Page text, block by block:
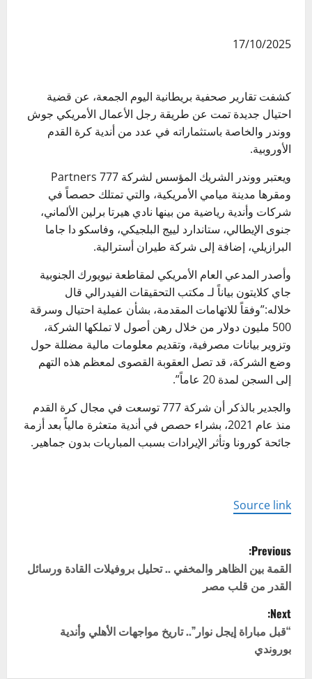
17/10/2025
كشفت تقارير صحفية بريطانية اليوم الجمعة، عن قضية
احتيال جديدة تمت عن طريقة رجل الأعمال الأمريكي جوش
ووندر والخاصة باستثماراته في عدد من أندية كرة القدم
الأوروبية.
ويعتبر ووندر الشريك المؤسس لشركة 777 Partners
ومقرها مدينة ميامي الأمريكية، والتي تمتلك حصصاً في
شركات وأندية رياضية من بينها نادي هيرتا برلين الألماني،
جنوى الإيطالي، ستاندارد لييج البلجيكي، وفاسكو دا جاما
البرازيلي، إضافة إلى شركة طيران أسترالية.
وأصدر المدعي العام الأمريكي لمقاطعة نيويورك الجنوبية
جاي كلايتون بياناً لـ مكتب التحقيقات الفيدرالي قال
خلاله:”وفقاً للاتهامات المقدمة، بشأن عملية احتيال وسرقة
500 مليون دولار من خلال رهن أصول لا تملكها الشركة،
وتزوير بيانات مصرفية، وتقديم معلومات مالية مضللة حول
وضع الشركة، قد تصل العقوبة القصوى لمعظم هذه التهم
إلى السجن لمدة 20 عاماً”.
والجدير بالذكر أن شركة 777 توسعت في مجال كرة القدم
منذ عام 2021، بشراء حصص في أندية متعثرة مالياً بعد أزمة
جائحة كورونا وتأثر الإيرادات بسبب المباريات بدون جماهير.
Source link
P
o
s
t
n
Previous:
القمة بين الظاهر والمخفي .. تحليل بروفيلات القادة ورسائل
القدر من قلب مصر
Next:
“قبل مباراة إيجل نوار”.. تاريخ مواجهات الأهلي وأندية
بوروندي